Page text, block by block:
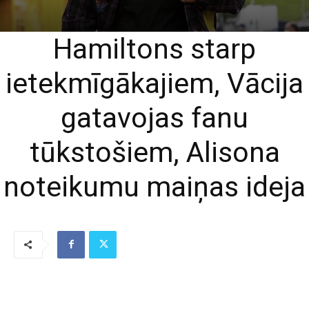
Hamiltons starp
ietekmīgākajiem, Vācija
gatavojas fanu
tūkstošiem, Alisona
noteikumu maiņas ideja